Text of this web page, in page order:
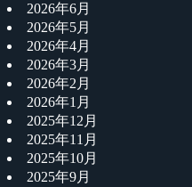
2026年6月
2026年5月
2026年4月
2026年3月
2026年2月
2026年1月
2025年12月
2025年11月
2025年10月
2025年9月